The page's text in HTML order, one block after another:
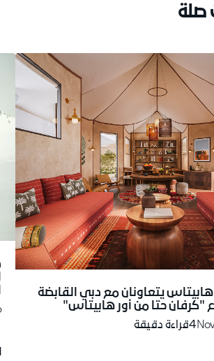
صلة
يتعاونان مع دبي القابضة
"كرفان حتا من أور هابيتاس"
4قراءة دقيقة